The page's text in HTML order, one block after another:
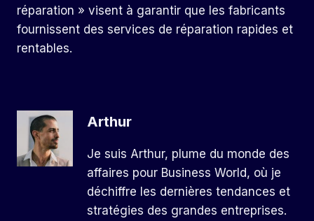
réparation » visent à garantir que les fabricants
fournissent des services de réparation rapides et
rentables.
Arthur
Je suis Arthur, plume du monde des
affaires pour Business World, où je
déchiffre les dernières tendances et
stratégies des grandes entreprises.